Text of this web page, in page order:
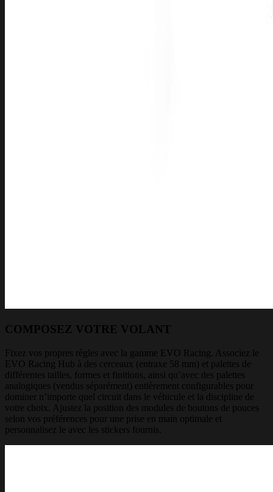
COMPOSEZ VOTRE VOLANT
Fixez vos propres règles avec la gamme EVO Racing. Associez le
EVO Racing Hub à des cerceaux (entraxe 58 mm) et palettes de
différentes tailles, formes et finitions, ainsi qu’avec des palettes
analogiques (vendus séparément) entièrement configurables pour
dominer n’importe quel circuit dans le véhicule et la discipline de
votre choix. Ajustez la position des modules de boutons de pouces
selon vos préférences pour une prise en main optimale et
personnalisez le avec les stickers fournis.